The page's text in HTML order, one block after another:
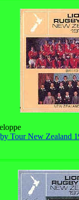
Tour New Zealand